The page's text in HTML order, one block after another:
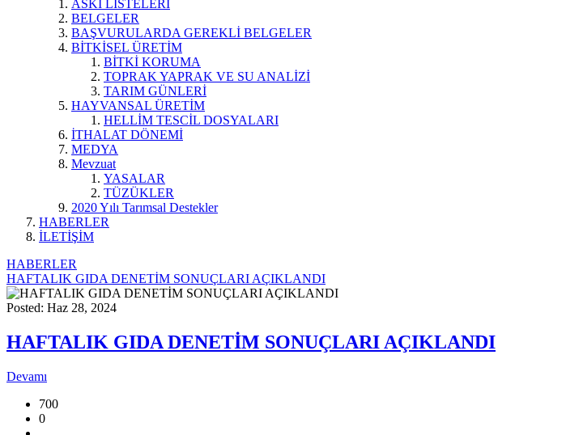
ASKI LİSTELERİ
BELGELER
BAŞVURULARDA GEREKLİ BELGELER
BİTKİSEL ÜRETİM
BİTKİ KORUMA
TOPRAK YAPRAK VE SU ANALİZİ
TARIM GÜNLERİ
HAYVANSAL ÜRETİM
HELLİM TESCİL DOSYALARI
İTHALAT DÖNEMİ
MEDYA
Mevzuat
YASALAR
TÜZÜKLER
2020 Yılı Tarımsal Destekler
HABERLER
İLETİŞİM
HABERLER
HAFTALIK GIDA DENETİM SONUÇLARI AÇIKLANDI
Posted: Haz 28, 2024
HAFTALIK GIDA DENETİM SONUÇLARI AÇIKLANDI
Devamı
700
0